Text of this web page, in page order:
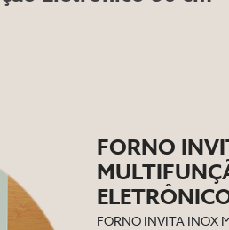
FORNO
FORNO INVITA INOX